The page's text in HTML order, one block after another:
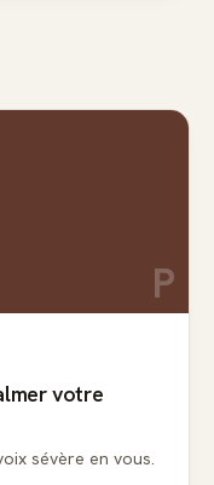
P
votre
sévère en vous.